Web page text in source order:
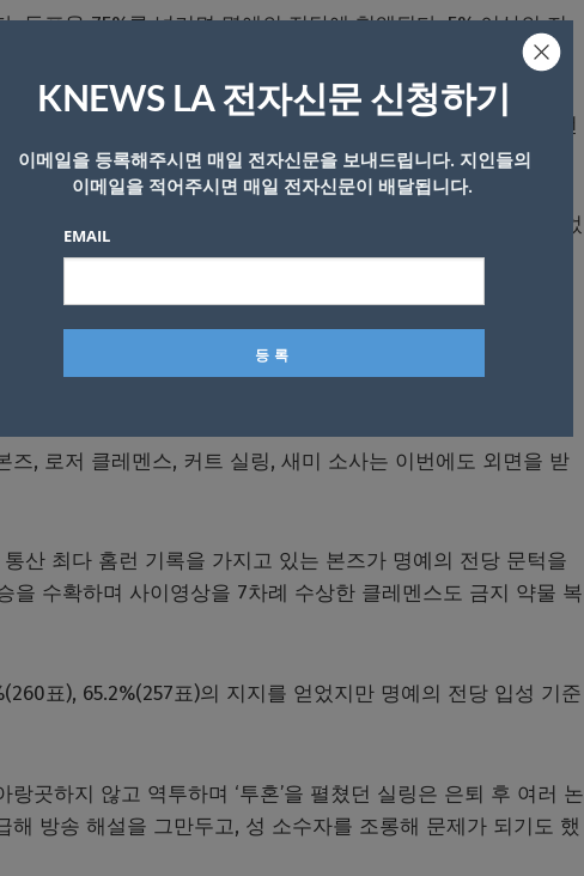
. 득표율 75%를 넘기면 명예의 전당에 헌액된다. 5% 이상의 지
나면 후보에서 탈락한다.
오티스는 2003년부터 보스턴 레드삭스에서 뛰며 본격적인 전
승을 견인했고, 2007년, 2013년에도 보스턴을 우승으로 이끌었
에 선정됐고 7차례 실버슬러거를 수상했다.
타점의 성적을 남겼다.
가 나섰지만, 오티스를 제외한 29명은 모두 쓴맛을 봤다.
, 로저 클레멘스, 커트 실링, 새미 소사는 이번에도 외면을 받
산 최다 홈런 기록을 가지고 있는 본즈가 명예의 전당 문턱을
을 수확하며 사이영상을 7차례 수상한 클레멘스도 금지 약물 복
표), 65.2%(257표)의 지지를 얻었지만 명예의 전당 입성 기준
곳하지 않고 역투하며 ‘투혼’을 펼쳤던 실링은 은퇴 후 여러 논
해 방송 해설을 그만두고, 성 소수자를 조롱해 문제가 되기도 했
KNEWS LA 전자신문 신청하기
이메일을 등록해주시면 매일 전자신문을 보내드립니다. 지인들의
이메일을 적어주시면 매일 전자신문이 배달됩니다.
EMAIL